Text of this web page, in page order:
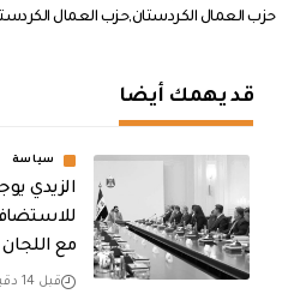
حزب العمال الكردستانحزب العمال
قد يهمك أيضا
سياسة
الزيدي
مع اللجان
قبل 14 دقيقة